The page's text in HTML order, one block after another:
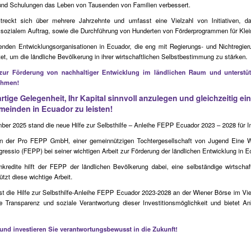
Schulungen das Leben von Tausenden von Familien verbessert.
sich über mehrere Jahrzehnte und umfasst eine Vielzahl von Initiativen,
Auftrag, sowie die Durchführung von Hunderten von Förderprogrammen für
Entwicklungsorganisationen in Ecuador, die eng mit Regierungs- und
um die ländliche Bevölkerung in ihrer wirtschaftlichen Selbstbestimmung zu stärken.
Förderung von nachhaltiger Entwicklung im ländlichen Raum und
Gelegenheit, Ihr Kapital sinnvoll anzulegen und gleichzeitig
in Ecuador zu leisten!
2025 stand die neue Hilfe zur Selbsthilfe – Anleihe FEPP Ecuador 2023 – 2028 für
der Pro FEPP GmbH, einer gemeinnützigen Tochtergesellschaft von Jugend Eine
(FEPP) bei seiner wichtigen Arbeit zur Förderung der ländlichen Entwicklung in
hilft der FEPP der ländlichen Bevölkerung dabei, eine selbständige
diese wichtige Arbeit.
die Hilfe zur Selbsthilfe-Anleihe FEPP Ecuador 2023-2028 an der Wiener Börse im
Transparenz und soziale Verantwortung dieser Investitionsmöglichkeit und bietet
investieren Sie verantwortungsbewusst in die Zukunft!